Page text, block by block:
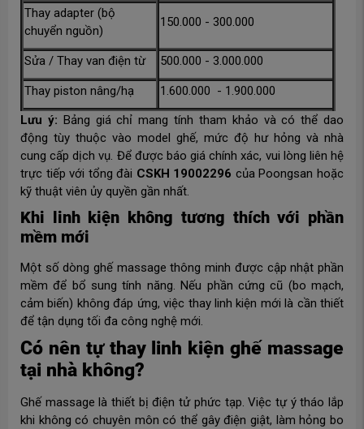
Thay adapter (bộ
chuyển nguồn)
150.000 - 300.000
Sửa / Thay van điện từ 500.000 - 3.000.000
Thay piston nâng/hạ
1.600.000 - 1.900.000
Lưu ý: Bảng giá chỉ mang tính tham khảo và có thể dao
động tùy thuộc vào model ghế, mức độ hư hỏng và nhà
cung cấp dịch vụ. Để được báo giá chính xác, vui lòng liên hệ
trực tiếp với tổng đài CSKH 19002296 của Poongsan hoặc
kỹ thuật viên ủy quyền gần nhất.
Khi linh kiện không tương thích với phần
mềm mới
Một số dòng ghế massage thông minh được cập nhật phần
mềm để bổ sung tính năng. Nếu phần cứng cũ (bo mạch,
cảm biến) không đáp ứng, việc thay linh kiện mới là cần thiết
để tận dụng tối đa công nghệ mới.
Có nên tự thay linh kiện ghế massage
tại nhà không?
Ghế massage là thiết bị điện tử phức tạp. Việc tự ý tháo lắp
khi không có chuyên môn có thể gây điện giật, làm hỏng bo